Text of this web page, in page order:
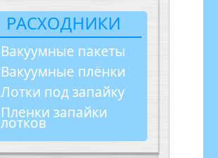
РАСХОДНИКИ
Вакуумные пакеты
Вакуумные плёнки
Лотки под запайку
Пленки запайки
лотков